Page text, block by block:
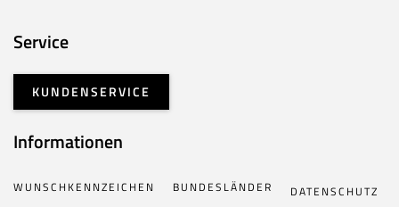
Service
KUNDENSERVICE
Informationen
WUNSCHKENNZEICHEN BUNDESLÄNDER
DATENSCHUTZ